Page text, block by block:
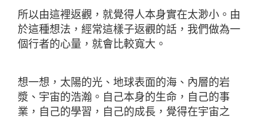
所以由這裡返觀，就覺得人本身實在太渺小。由
於這種想法，經常這樣子返觀的話，我們做為一
個行者的心量，就會比較寬大。
想一想，太陽的光、地球表面的海、內層的岩
漿、宇宙的浩瀚。自己本身的生命，自己的事
業，自己的學習，自己的成長，覺得在宇宙之